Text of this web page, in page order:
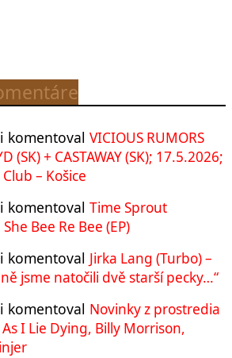
komentoval VICIOUS RUMORS
(SK) + CASTAWAY (SK); 17.5.2026;
– Košice
komentoval Time Sprout
Bee Re Bee (EP)
komentoval Jirka Lang (Turbo) –
jsme natočili dvě starší pecky…“
komentoval Novinky z prostredia
I Lie Dying, Billy Morrison,